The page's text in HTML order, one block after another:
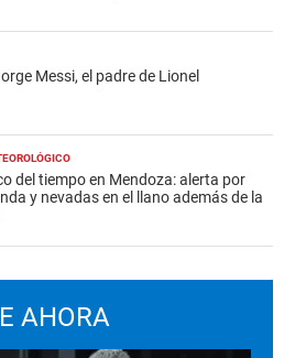
Messi, el padre de Lionel
del tiempo en Mendoza: alerta por
y nevadas en el llano además de la
AHORA